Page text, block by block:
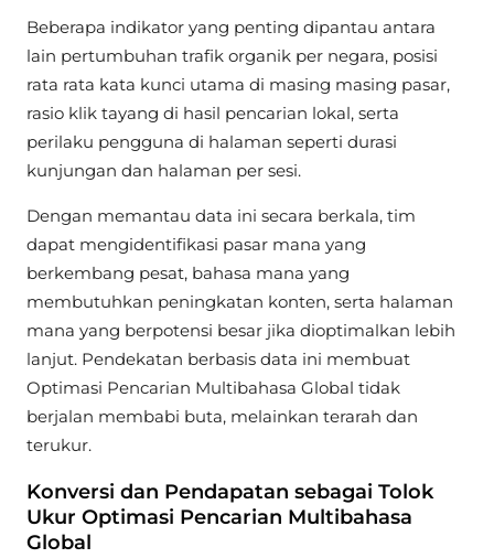
Beberapa indikator yang penting dipantau antara
lain pertumbuhan trafik organik per negara, posisi
rata rata kata kunci utama di masing masing pasar,
rasio klik tayang di hasil pencarian lokal, serta
perilaku pengguna di halaman seperti durasi
kunjungan dan halaman per sesi.
Dengan memantau data ini secara berkala, tim
dapat mengidentifikasi pasar mana yang
berkembang pesat, bahasa mana yang
membutuhkan peningkatan konten, serta halaman
mana yang berpotensi besar jika dioptimalkan lebih
lanjut. Pendekatan berbasis data ini membuat
Optimasi Pencarian Multibahasa Global tidak
berjalan membabi buta, melainkan terarah dan
terukur.
Konversi dan Pendapatan sebagai Tolok
Ukur Optimasi Pencarian Multibahasa
Global